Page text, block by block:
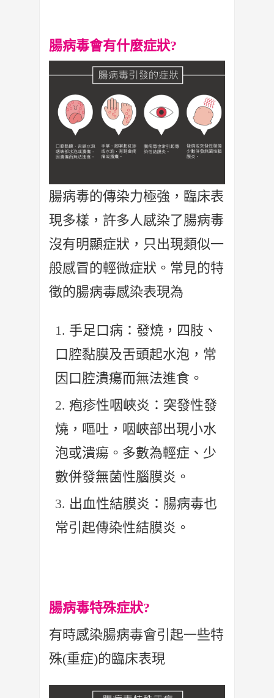
腸病毒會有什麼症狀?
腸病毒的傳染力極強，臨床表
現多樣，許多人感染了腸病毒
沒有明顯症狀，只出現類似一
般感冒的輕微症狀。常見的特
徵的腸病毒感染表現為
手足口病：發燒，四肢、
口腔黏膜及舌頭起水泡，常
因口腔潰瘍而無法進食。
疱疹性咽峽炎：突發性發
燒，嘔吐，咽峽部出現小水
泡或潰瘍。多數為輕症、少
數併發無菌性腦膜炎。
出血性結膜炎：腸病毒也
常引起傳染性結膜炎。
腸病毒特殊症狀?
有時感染腸病毒會引起一些特
殊(重症)的臨床表現